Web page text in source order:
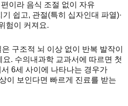
이라 음식 조절 없이 자유
쉽고, 관절(특히 십자인대 파열)·
험이 커져요.
구조적 뇌 이상 없이 반복 발작이
. 수의내과학 교과서에 따르면 첫
6세 사이에 나타나는 경우가
이 보인다면 빠르게 진료를 받는